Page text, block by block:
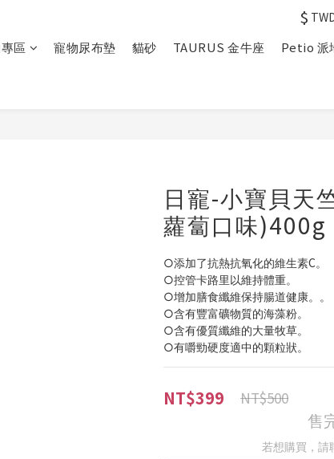
$
區 寵物尿布墊 貓砂 TAURUS 金牛座 Petio 派
日寵-小寶貝天
蘿蔔口味)400g
○添加了抗熱抗氧化的維生素C。
○控管卡路里以維持體重。
○增加膳食纖維保持腸道健康。。
○含有豐富礦物質的海藻粉。
○含有優質纖維的大量牧草。
○有嚼勁硬度適中的顆粒狀。
NT$399 NT$500
售
若想購買，請